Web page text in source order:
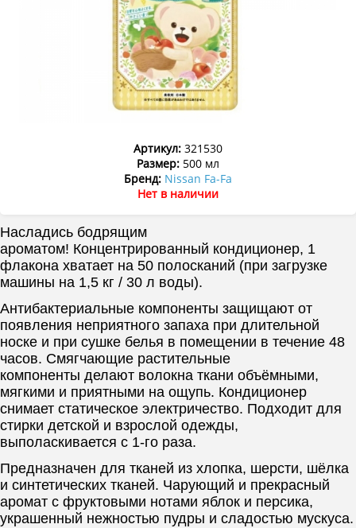
Артикул:321530
Размер:500 мл
Бренд: Nissan Fa-Fa
Нет в наличии
Насладись бодрящим
ароматом! Концентрированный кондиционер, 1
флакона хватает на 50 полосканий (при загрузке
машины на 1,5 кг / 30 л воды).
Антибактериальные компоненты защищают от
появления неприятного запаха при длительной
носке и при сушке белья в помещении в течение 48
часов. Смягчающие растительные
компоненты делают волокна ткани объёмными,
мягкими и приятными на ощупь. Кондиционер
снимает статическое электричество. Подходит для
стирки детской и взрослой одежды,
выполаскивается с 1-го раза.
Предназначен для тканей из хлопка, шерсти, шёлка
и синтетических тканей. Чарующий и прекрасный
аромат с фруктовыми нотами яблок и персика,
украшенный нежностью пудры и сладостью мускуса.